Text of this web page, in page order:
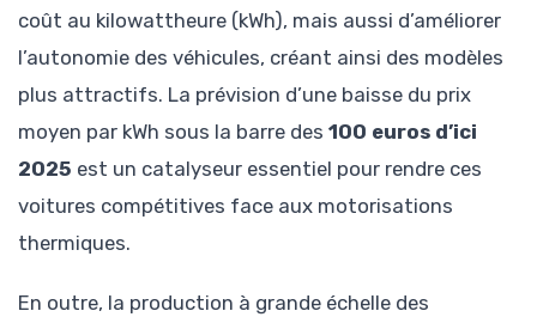
coût au kilowattheure (kWh), mais aussi d’améliorer
l’autonomie des véhicules, créant ainsi des modèles
plus attractifs. La prévision d’une baisse du prix
moyen par kWh sous la barre des 100 euros d’ici
2025 est un catalyseur essentiel pour rendre ces
voitures compétitives face aux motorisations
thermiques.
En outre, la production à grande échelle des